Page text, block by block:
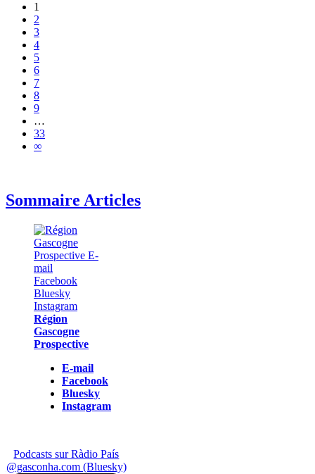
1
2
3
4
5
6
7
8
9
…
33
∞
Sommaire Articles
Région
Gascogne
Prospective
E-mail
Facebook
Bluesky
Instagram
Podcasts sur Ràdio País
@gasconha.com (Bluesky)